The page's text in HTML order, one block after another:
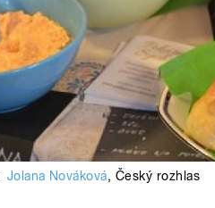
Jolana Nováková, Český rozhlas